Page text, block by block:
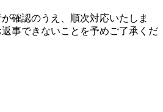
確認のうえ、順次対応いたしま
事できないことを予めご了承くだ